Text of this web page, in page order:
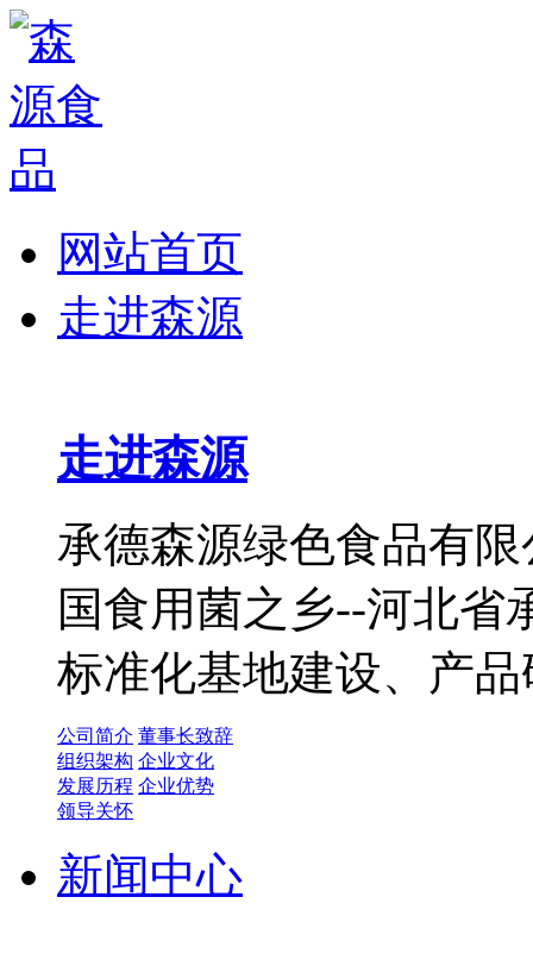
网站首页
走进森源
走进森源
承德森源绿色食品有
国食用菌之乡--河北省
标准化基地建设、产
公司简介 董事长致辞
组织架构 企业文化
发展历程 企业优势
领导关怀
新闻中心